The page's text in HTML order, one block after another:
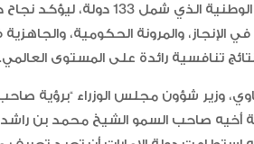
تقييم كفاءة الحكومات
الإنجاز، والمرونة الحكومية،
تنافسية رائدة على المستوى العالمي.
وزير شؤون مجلس الوزراء “برؤية
أخيه صاحب السمو الشيخ محمد بن